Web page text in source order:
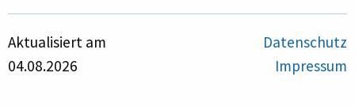
Aktualisiert am
04.08.2026
Datenschutz
Impressum